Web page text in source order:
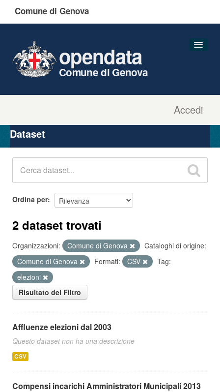
Comune di Genova
Accedi
opendata
Comune di Genova
Organizzazioni
Gruppi
Dataset
Ordina per
2 dataset trovati
Organizzazioni: Comune di Genova
Cataloghi di origine:
Comune di Genova
Formati: CSV
Tag:
elezioni
Risultato del Filtro
Affluenze elezioni dal 2003
Questo dataset non ha una descrizione
CSV
Compensi incarichi Amministratori Municipali 2013